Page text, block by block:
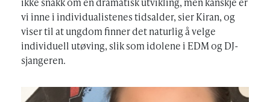
vi inne i individualistenes tidsalder, sier Kiran, og
viser til at ungdom finner det naturlig å velge
individuell utøving, slik som idolene i EDM og DJ-
sjangeren.